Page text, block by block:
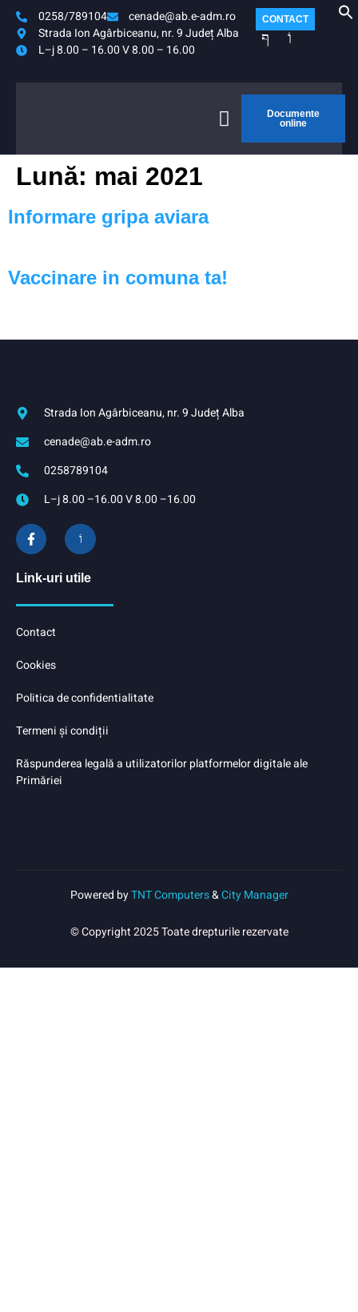
0258/789104
cenade@ab.e-adm.ro
Strada Ion Agârbiceanu, nr. 9 Județ Alba
L–j 8.00 – 16.00 V 8.00 – 16.00
CONTACT
Documente
online
Lună: mai 2021
Informare gripa aviara
Vaccinare in comuna ta!
Strada Ion Agârbiceanu, nr. 9 Județ Alba
cenade@ab.e-adm.ro
0258789104
L–j 8.00 –16.00 V 8.00 –16.00
Link-uri utile
Contact
Cookies
Politica de confidentialitate
Termeni și condiții
Răspunderea legală a utilizatorilor platformelor digitale ale
Primăriei
Powered byTNT Computers&City Manager
© Copyright 2025 Toate drepturile rezervate